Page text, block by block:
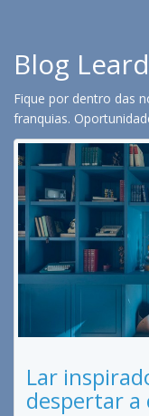
Blog
Fique por dentro das
franquias.
Lar
despertar a